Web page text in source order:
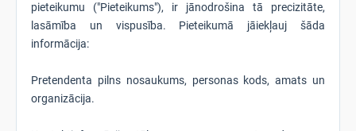
pieteikumu ("Pieteikums"), ir jānodrošina tā precizitāte,
lasāmība un vispusība. Pieteikumā jāiekļauj šāda
informācija:
Pretendenta pilns nosaukums, personas kods, amats un
organizācija.